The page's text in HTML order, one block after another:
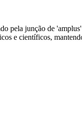
pela junção de
e científicos,